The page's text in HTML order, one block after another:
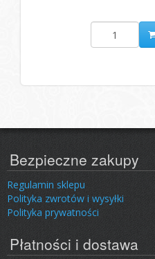
Bezpieczne zakupy
Regulamin sklepu
Polityka zwrotów i wysyłki
Polityka prywatności
Płatności i dostawa